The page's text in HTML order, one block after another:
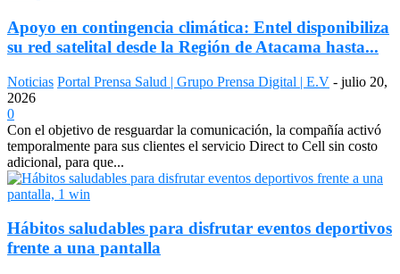
Apoyo en contingencia climática: Entel disponibiliza
su red satelital desde la Región de Atacama hasta...
Noticias Portal Prensa Salud | Grupo Prensa Digital | E.V - julio 20,
2026
0
Con el objetivo de resguardar la comunicación, la compañía activó
temporalmente para sus clientes el servicio Direct to Cell sin costo
adicional, para que...
Hábitos saludables para disfrutar eventos deportivos
frente a una pantalla